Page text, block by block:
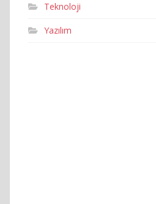
Teknoloji
Yazılım